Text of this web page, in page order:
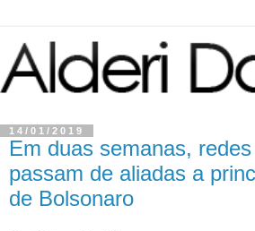
14/01/2019
Em duas semanas,
passam de aliadas a
de Bolsonaro